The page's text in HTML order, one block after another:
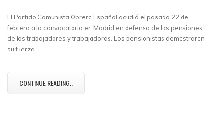
El Partido Comunista Obrero Español acudió el pasado 22 de
febrero a la convocatoria en Madrid en defensa de las pensiones
de los trabajadores y trabajadoras. Los pensionistas demostraron
su fuerza…
CONTINUE READING..